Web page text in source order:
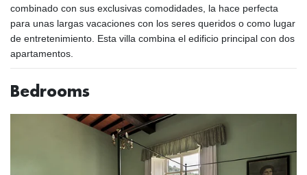
combinado con sus exclusivas comodidades, la hace perfecta
para unas largas vacaciones con los seres queridos o como lugar
de entretenimiento. Esta villa combina el edificio principal con dos
apartamentos.
Bedrooms